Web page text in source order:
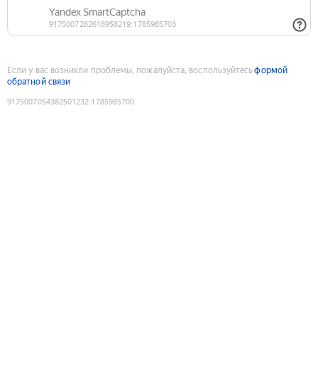
Если у вас возникли проблемы, пожалуйста, воспользуйтесьформой
обратной связи
9175007054382501232:1785985700